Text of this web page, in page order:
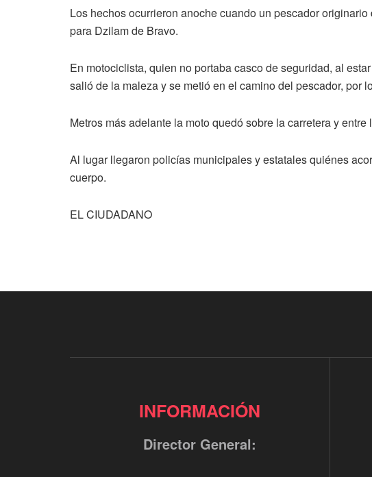
Los hechos ocurrieron anoche cuando un pescador
para Dzilam de Bravo.
En motociclista, quien no portaba casco de seguridad, al
salió de la maleza y se metió en el camino del pescador, por
Metros más adelante la moto quedó sobre la carretera y
Al lugar llegaron policías municipales y estatales quiénes
cuerpo.
EL CIUDADANO
INFORMACIÓN
Director General: